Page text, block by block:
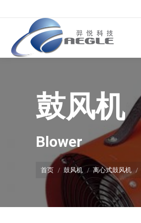
鼓风机
Blower
首页 鼓风机 离心式鼓风机